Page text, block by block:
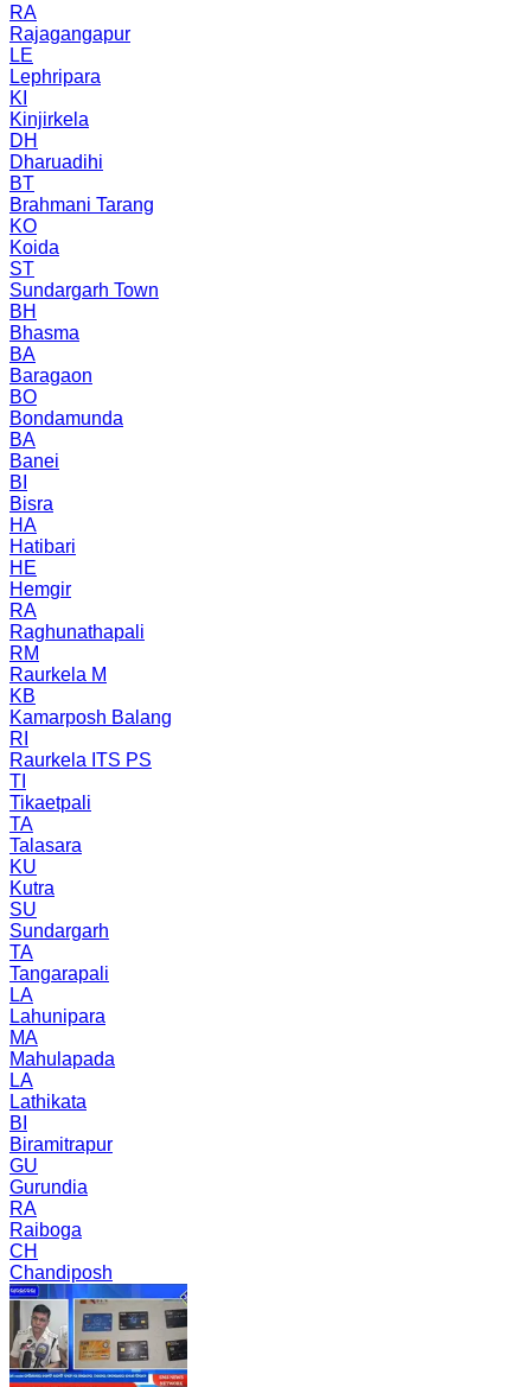
RA
Rajagangapur
LE
Lephripara
KI
Kinjirkela
DH
Dharuadihi
BT
Brahmani Tarang
KO
Koida
ST
Sundargarh Town
BH
Bhasma
BA
Baragaon
BO
Bondamunda
BA
Banei
BI
Bisra
HA
Hatibari
HE
Hemgir
RA
Raghunathapali
RM
Raurkela M
KB
Kamarposh Balang
RI
Raurkela ITS PS
TI
Tikaetpali
TA
Talasara
KU
Kutra
SU
Sundargarh
TA
Tangarapali
LA
Lahunipara
MA
Mahulapada
LA
Lathikata
BI
Biramitrapur
GU
Gurundia
RA
Raiboga
CH
Chandiposh